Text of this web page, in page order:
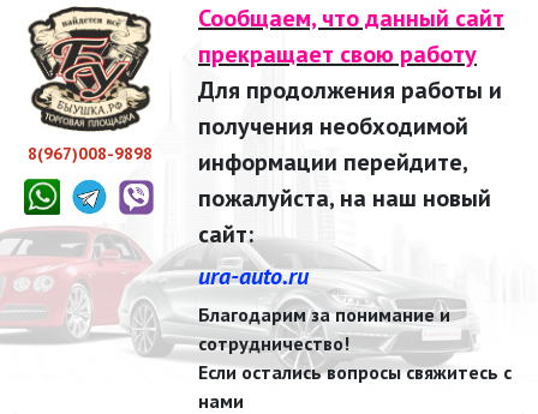
8(967)008-9898
Сообщаем, что данный сайт
прекращает свою работу
Для продолжения работы и
получения необходимой
информации перейдите,
пожалуйста, на наш новый
сайт:
ura-auto.ru
Благодарим за понимание и
сотрудничество!
Если остались вопросы свяжитесь с
нами